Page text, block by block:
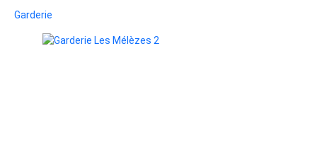
Garderie